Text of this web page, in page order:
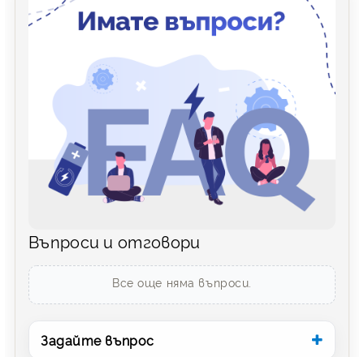
Въпроси и отговори
Все още няма въпроси.
Задайте въпрос